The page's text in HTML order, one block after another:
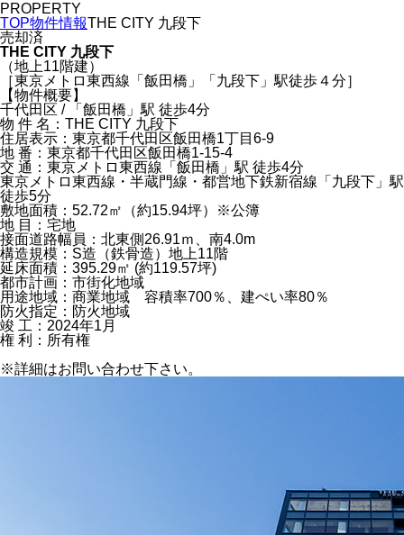
PROPERTY
TOP物件情報THE CITY 九段下
売却済
THE CITY 九段下
（地上11階建）
［東京メトロ東西線「飯田橋」「九段下」駅徒歩４分］
【物件概要】
千代田区 / 「飯田橋」駅 徒歩4分
物 件 名：THE CITY 九段下
住居表示：東京都千代田区飯田橋1丁目6-9
地 番：東京都千代田区飯田橋1-15-4
交 通：東京メトロ東西線「飯田橋」駅 徒歩4分
東京メトロ東西線・半蔵門線・都営地下鉄新宿線「九段下」駅
徒歩5分
敷地面積：52.72㎡（約15.94坪）※公簿
地 目：宅地
接面道路幅員：北東側26.91ｍ、南4.0m
構造規模：S造（鉄骨造）地上11階
延床面積：395.29㎡ (約119.57坪)
都市計画：市街化地域
用途地域：商業地域 容積率700％、建ぺい率80％
防火指定：防火地域
竣 工：2024年1月
権 利：所有権
※詳細はお問い合わせ下さい。